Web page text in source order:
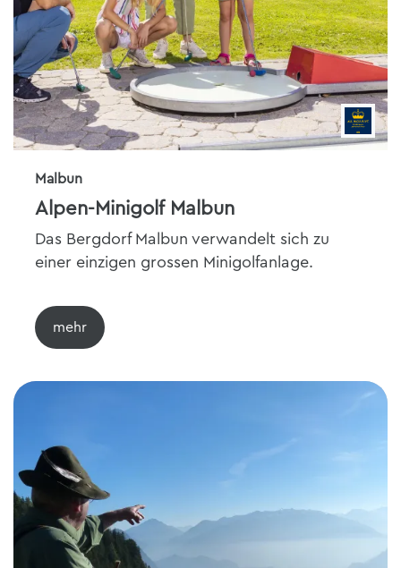
Malbun
Alpen-Minigolf Malbun
Das Bergdorf Malbun verwandelt sich zu
einer einzigen grossen Minigolfanlage.